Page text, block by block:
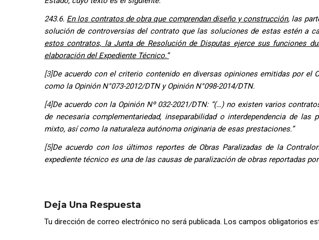
243.6. En los contratos de obra que comprendan diseño y construcción, las
solución de controversias del contrato que las soluciones de estas estén a
estos contratos, la Junta de Resolución de Disputas ejerce sus funciones
elaboración del Expediente Técnico.”
[3]De acuerdo con el criterio contenido en diversas opiniones emitidas por el
como la Opinión N°073-2012/DTN y Opinión N°098-2014/DTN.
[4]De acuerdo con la Opinión Nº 032-2021/DTN: “(…) no existen varios
de necesaria complementariedad, inseparabilidad o interdependencia de
mixto, así como la naturaleza autónoma originaria de esas prestaciones.”
[5]De acuerdo con los últimos reportes de Obras Paralizadas de la
expediente técnico es una de las causas de paralización de obras reportadas
Deja Una Respuesta
Tu dirección de correo electrónico no será publicada. Los campos obligatorios